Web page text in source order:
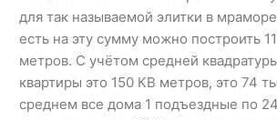
для так называемой элитки в
есть на эту сумму можно построить
метров. С учётом средней
квартиры это 150 КВ метров, это 74
среднем все дома 1 подъездные по